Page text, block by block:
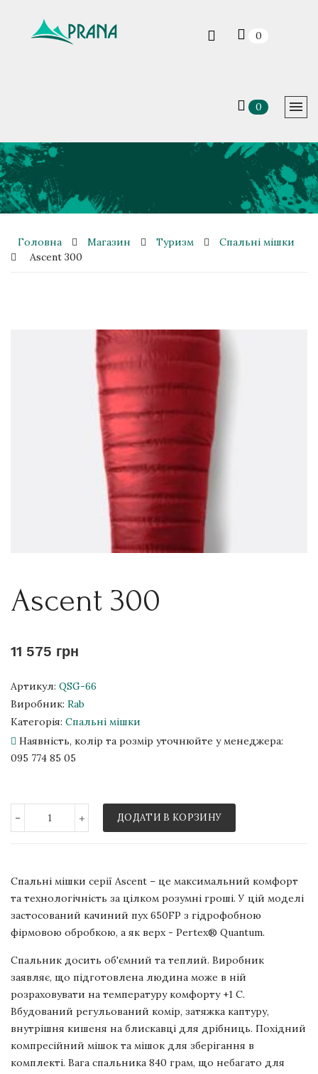
0
0
Головна Магазин Туризм
Спальні мішки
Ascent 300
Ascent 300
11 575 грн
Артикул: QSG-66
Виробник: Rab
Категорія: Спальні мішки
Наявність, колір та розмір уточнюйте у менеджера:
095 774 85 05
- + ДОДАТИ В КОРЗИНУ
Спальні мішки серії Ascent – це максимальний комфорт
та технологічність за цілком розумні гроші. У цій моделі
застосований качиний пух 650FP з гідрофобною
фірмовою обробкою, а як верх - Pertex® Quantum.
Спальник досить об'ємний та теплий. Виробник
заявляє, що підготовлена людина може в ній
розраховувати на температуру комфорту +1 С.
Вбудований регульований комір, затяжка каптуру,
внутрішня кишеня на блискавці для дрібниць. Похідний
компресійний мішок та мішок для зберігання в
комплекті. Вага спальника 840 грам, що небагато для